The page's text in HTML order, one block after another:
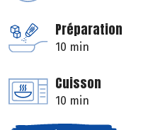
Préparation
10 min
Cuisson
10 min